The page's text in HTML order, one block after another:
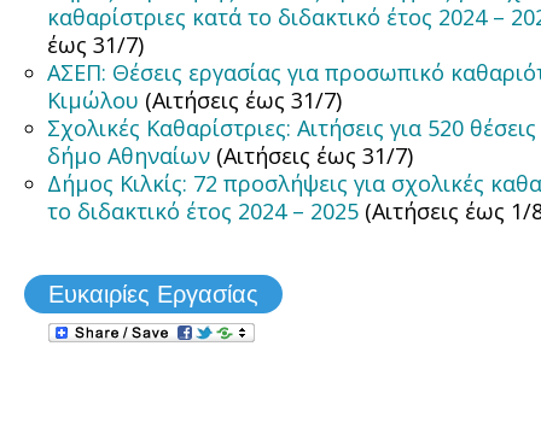
καθαρίστριες κατά το διδακτικό έτος 2024 –
έως 31/7)
ΑΣΕΠ: Θέσεις εργασίας για προσωπικό
Κιμώλου (Αιτήσεις έως 31/7)
Σχολικές Καθαρίστριες: Αιτήσεις για 520
δήμο Αθηναίων (Αιτήσεις έως 31/7)
Δήμος Κιλκίς: 72 προσλήψεις για σχολικές
το διδακτικό έτος 2024 – 2025 (Αιτήσεις έως
Ευκαιρίες Εργασίας